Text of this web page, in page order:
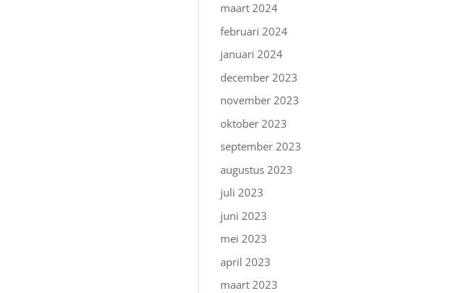
maart 2024
februari 2024
januari 2024
december 2023
november 2023
oktober 2023
september 2023
augustus 2023
juli 2023
juni 2023
mei 2023
april 2023
maart 2023